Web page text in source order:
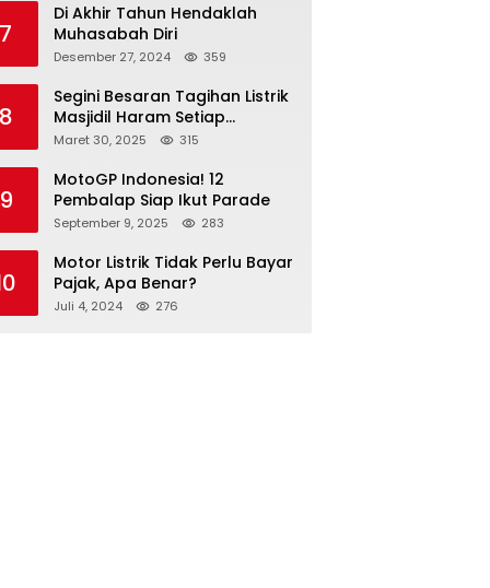
7
Di Akhir Tahun Hendaklah
Muhasabah Diri
Desember 27, 2024 359
8
Segini Besaran Tagihan Listrik
Masjidil Haram Setiap
Bulannya
Maret 30, 2025 315
9
MotoGP Indonesia! 12
Pembalap Siap Ikut Parade
September 9, 2025 283
Motor Listrik Tidak Perlu Bayar
Pajak, Apa Benar?
Juli 4, 2024 276